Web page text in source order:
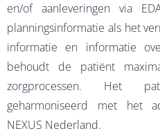
en/of aanleveringen via
planningsinformatie als het
informatie en informatie
behoudt de patiënt
zorgprocessen. Het
geharmoniseerd met het
NEXUS Nederland.